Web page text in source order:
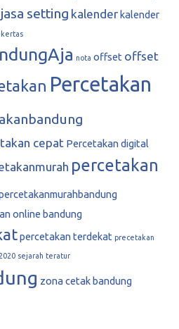
jasa setting kalender kalender
kertas
nota offset offset
Percetakan
cepat Percetakan digital
percetakan
online bandung
percetakan terdekat precetakan
sejarah teratur
zona cetak bandung